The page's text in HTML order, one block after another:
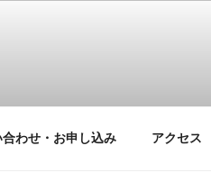
合わせ・お申し込み アクセス